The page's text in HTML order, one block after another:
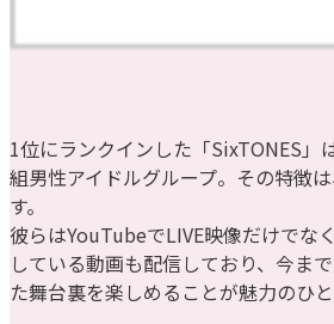
1位にランクインした「SixTONES」
組男性アイドルグループ。その特徴
す。
彼らはYouTubeでLIVE映像だけでな
している動画も配信しており、今ま
た舞台裏を楽しめることが魅力のひと